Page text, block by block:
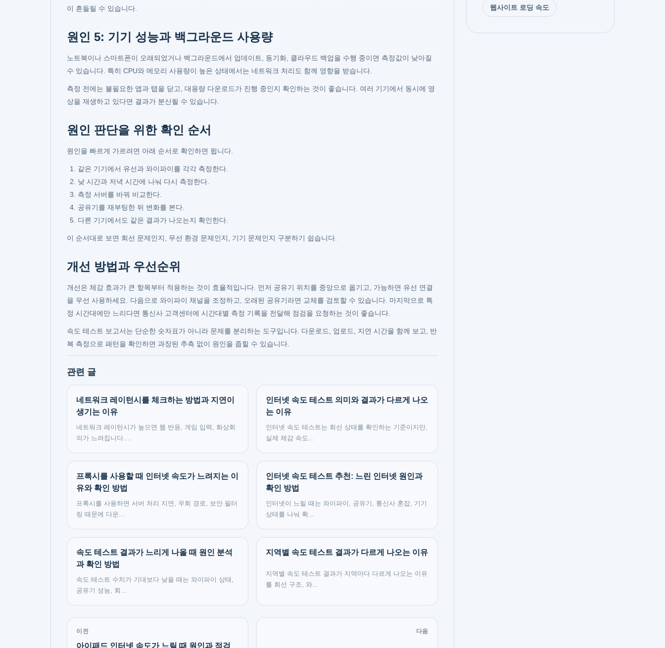
이 흔들릴 수 있습니다.
원인 5: 기기 성능과 백그라운드 사용량
노트북이나 스마트폰이 오래되었거나 백그라운드에서 업데이트, 동기화, 클라우드 백업을 수행 중이면 측정값이 낮아질
수 있습니다. 특히 CPU와 메모리 사용량이 높은 상태에서는 네트워크 처리도 함께 영향을 받습니다.
측정 전에는 불필요한 앱과 탭을 닫고, 대용량 다운로드가 진행 중인지 확인하는 것이 좋습니다. 여러 기기에서 동시에 영
상을 재생하고 있다면 결과가 분산될 수 있습니다.
원인 판단을 위한 확인 순서
원인을 빠르게 가르려면 아래 순서로 확인하면 됩니다.
같은 기기에서 유선과 와이파이를 각각 측정한다.
낮 시간과 저녁 시간에 나눠 다시 측정한다.
측정 서버를 바꿔 비교한다.
공유기를 재부팅한 뒤 변화를 본다.
다른 기기에서도 같은 결과가 나오는지 확인한다.
이 순서대로 보면 회선 문제인지, 무선 환경 문제인지, 기기 문제인지 구분하기 쉽습니다.
개선 방법과 우선순위
개선은 체감 효과가 큰 항목부터 적용하는 것이 효율적입니다. 먼저 공유기 위치를 중앙으로 옮기고, 가능하면 유선 연결
을 우선 사용하세요. 다음으로 와이파이 채널을 조정하고, 오래된 공유기라면 교체를 검토할 수 있습니다. 마지막으로 특
정 시간대에만 느리다면 통신사 고객센터에 시간대별 측정 기록을 전달해 점검을 요청하는 것이 좋습니다.
속도 테스트 보고서는 단순한 숫자표가 아니라 문제를 분리하는 도구입니다. 다운로드, 업로드, 지연 시간을 함께 보고, 반
복 측정으로 패턴을 확인하면 과장된 추측 없이 원인을 좁힐 수 있습니다.
관련 글
네트워크 레이턴시를 체크하는 방법과 지연이
생기는 이유
네트워크 레이턴시가 높으면 웹 반응, 게임 입력, 화상회
의가 느려집니다....
인터넷 속도 테스트 의미와 결과가 다르게 나오
는 이유
인터넷 속도 테스트는 회선 상태를 확인하는 기준이지만,
실제 체감 속도...
프록시를 사용할 때 인터넷 속도가 느려지는 이
유와 확인 방법
프록시를 사용하면 서버 처리 지연, 우회 경로, 보안 필터
링 때문에 다운...
인터넷 속도 테스트 추천: 느린 인터넷 원인과
확인 방법
인터넷이 느릴 때는 와이파이, 공유기, 통신사 혼잡, 기기
상태를 나눠 확...
속도 테스트 결과가 느리게 나올 때 원인 분석
과 확인 방법
속도 테스트 수치가 기대보다 낮을 때는 와이파이 상태,
공유기 성능, 회...
지역별 속도 테스트 결과가 다르게 나오는 이유
지역별 속도 테스트 결과가 지역마다 다르게 나오는 이유
를 회선 구조, 와...
이전
아이패드 인터넷 속도가 느릴 때 원인과 점검
다음
웹사이트 로딩 속도